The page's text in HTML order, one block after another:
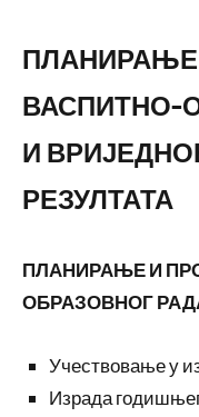
ВАСПИТНО-
И
РЕЗУЛТАТА
ПЛАНИРАЊЕ И
ОБРАЗОВНОГ
Учествовање у
Израда